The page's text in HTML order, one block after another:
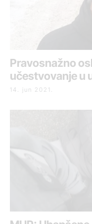
Pravosnažno
učestvovanje u
14. jun 2021.